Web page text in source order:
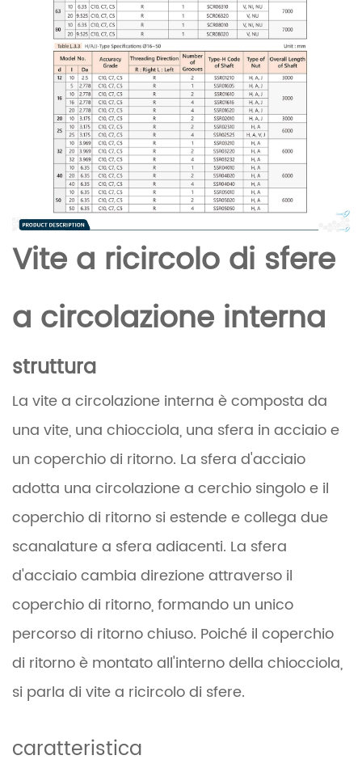
Vite a ricircolo di sfere
a circolazione interna
struttura
La vite a circolazione interna è composta da
una vite, una chiocciola, una sfera in acciaio e
un coperchio di ritorno. La sfera d'acciaio
adotta una circolazione a cerchio singolo e il
coperchio di ritorno si estende e collega due
scanalature a sfera adiacenti. La sfera
d'acciaio cambia direzione attraverso il
coperchio di ritorno, formando un unico
percorso di ritorno chiuso. Poiché il coperchio
di ritorno è montato all'interno della chiocciola,
si parla di vite a ricircolo di sfere.
caratteristica